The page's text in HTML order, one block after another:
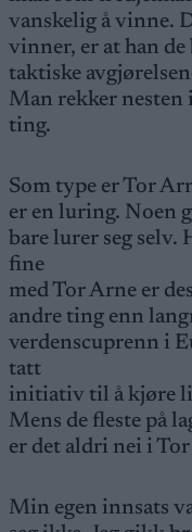
vanskelig å vinne.
vinner, er at han
taktiske
Man rekker nesten
ting.
Som type er Tor
er en luring. Noen
bare lurer seg selv.
fine
med Tor Arne er
andre ting enn
verdenscuprenn i
tatt
initiativ til å kjøre
Mens de fleste på
er det aldri nei i
Min egen innsats